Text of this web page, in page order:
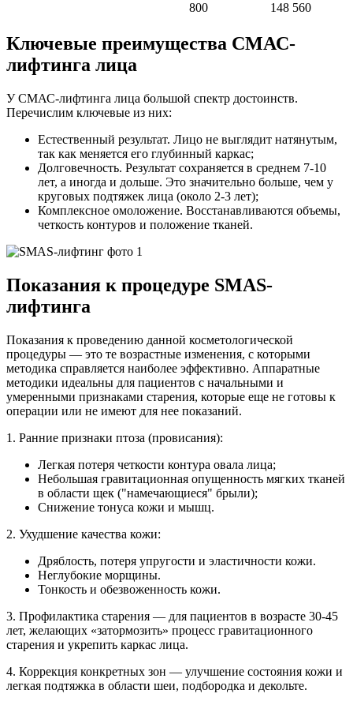
800
148 560
Ключевые преимущества СМАС-
лифтинга лица
У СМАС-лифтинга лица большой спектр достоинств.
Перечислим ключевые из них:
Естественный результат. Лицо не выглядит натянутым,
так как меняется его глубинный каркас;
Долговечность. Результат сохраняется в среднем 7-10
лет, а иногда и дольше. Это значительно больше, чем у
круговых подтяжек лица (около 2-3 лет);
Комплексное омоложение. Восстанавливаются объемы,
четкость контуров и положение тканей.
Показания к процедуре SMAS-
лифтинга
Показания к проведению данной косметологической
процедуры — это те возрастные изменения, с которыми
методика справляется наиболее эффективно. Аппаратные
методики идеальны для пациентов с начальными и
умеренными признаками старения, которые еще не готовы к
операции или не имеют для нее показаний.
1. Ранние признаки птоза (провисания):
Легкая потеря четкости контура овала лица;
Небольшая гравитационная опущенность мягких тканей
в области щек ("намечающиеся" брыли);
Снижение тонуса кожи и мышц.
2. Ухудшение качества кожи:
Дряблость, потеря упругости и эластичности кожи.
Неглубокие морщины.
Тонкость и обезвоженность кожи.
3. Профилактика старения — для пациентов в возрасте 30-45
лет, желающих «затормозить» процесс гравитационного
старения и укрепить каркас лица.
4. Коррекция конкретных зон — улучшение состояния кожи и
легкая подтяжка в области шеи, подбородка и декольте.